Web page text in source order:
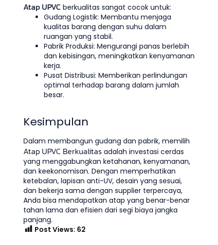
Atap UPVC berkualitas sangat cocok untuk:
Gudang Logistik: Membantu menjaga
kualitas barang dengan suhu dalam
ruangan yang stabil.
Pabrik Produksi: Mengurangi panas berlebih
dan kebisingan, meningkatkan kenyamanan
kerja.
Pusat Distribusi: Memberikan perlindungan
optimal terhadap barang dalam jumlah
besar.
Kesimpulan
Dalam membangun gudang dan pabrik, memilih
Atap UPVC Berkualitas adalah investasi cerdas
yang menggabungkan ketahanan, kenyamanan,
dan keekonomisan. Dengan memperhatikan
ketebalan, lapisan anti-UV, desain yang sesuai,
dan bekerja sama dengan supplier terpercaya,
Anda bisa mendapatkan atap yang benar-benar
tahan lama dan efisien dari segi biaya jangka
panjang.
Post Views: 62